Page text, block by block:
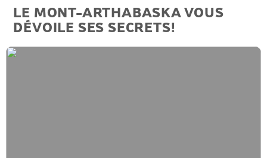
LE MONT-ARTHABASKA VOUS
DÉVOILE SES SECRETS!